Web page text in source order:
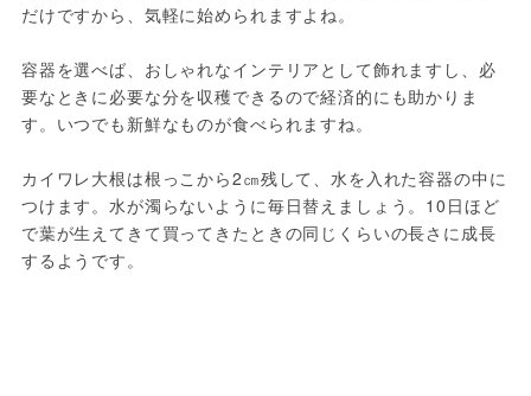
だけですから、気軽に始められますよね。
容器を選べば、おしゃれなインテリアとして飾れますし、必
要なときに必要な分を収穫できるので経済的にも助かりま
す。いつでも新鮮なものが食べられますね。
カイワレ大根は根っこから2㎝残して、水を入れた容器の中に
つけます。水が濁らないように毎日替えましょう。10日ほど
で葉が生えてきて買ってきたときの同じくらいの長さに成長
するようです。